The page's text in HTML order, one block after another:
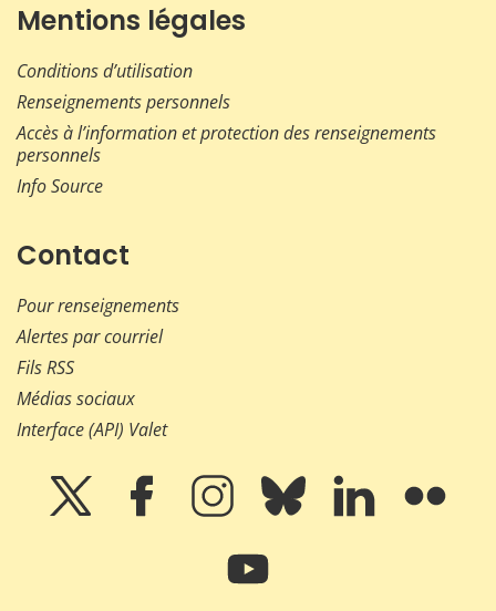
Mentions légales
Conditions d’utilisation
Renseignements personnels
Accès à l’information et protection des renseignements
personnels
Info Source
Contact
Pour renseignements
Alertes par courriel
Fils RSS
Médias sociaux
Interface (API) Valet